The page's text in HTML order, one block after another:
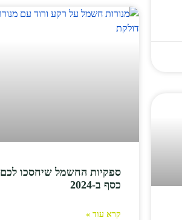
ספקיות החשמל שיחסכו לכם
כסף ב-2024
קרא עוד »